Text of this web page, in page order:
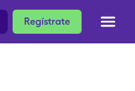
Regístrate